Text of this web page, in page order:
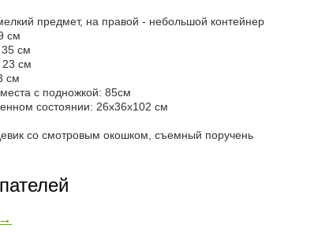
предмет, на правой - небольшой контейнер
см
см
23 см
см
с подножкой: 85см
состоянии: 26x36x102 см
со смотровым окошком, съемный поручень